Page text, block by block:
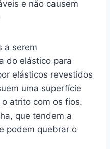
e não causem
a serem
do elástico para
elásticos revestidos
uma superfície
atrito com os fios.
que tendem a
podem quebrar o